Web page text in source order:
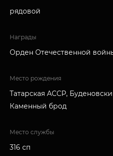
рядовой
Награды
Орден Отечественной
Место рождения
Татарская АССР,
Каменный брод
Место службы
316 сп